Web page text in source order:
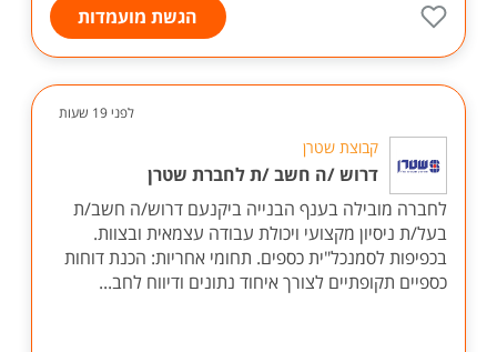
הגשת מועמדות
לפני 19 שעות
קבוצת שטרן
דרוש /ה חשב /ת לחברת שטרן
לחברה מובילה בענף הבנייה ביקנעם דרוש/ה חשב/ת
בעל/ת ניסיון מקצועי ויכולת עבודה עצמאית ובצוות.
בכפיפות לסמנכל"ית כספים. תחומי אחריות: הכנת דוחות
כספיים תקופתיים לצורך איחוד נתונים ודיווח לחב...